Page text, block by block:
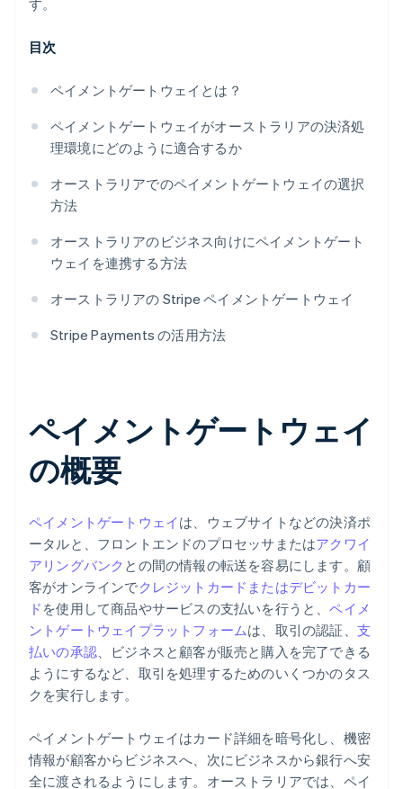
す。
目次
ペイメントゲートウェイとは？
ペイメントゲートウェイがオーストラリアの決済処
理環境にどのように適合するか
オーストラリアでのペイメントゲートウェイの選択
方法
オーストラリアのビジネス向けにペイメントゲート
ウェイを連携する方法
オーストラリアの Stripe ペイメントゲートウェイ
Stripe Payments の活用方法
ペイメントゲートウェイ
の概要
ペイメントゲートウェイは、ウェブサイトなどの決済ポ
ータルと、フロントエンドのプロセッサまたはアクワイ
アリングバンク との間の情報の転送を容易にします。顧
客がオンラインでクレジットカードまたはデビットカー
ド を使用して商品やサービスの支払いを行うと、ペイメ
ントゲートウェイプラットフォームは、取引の認証、 支
払いの承認、ビジネスと顧客が販売と購入を完了できる
ようにするなど、取引を処理するためのいくつかのタス
クを実行します。
ペイメントゲートウェイはカード詳細を暗号化し、機密
情報が顧客からビジネスへ、次にビジネスから銀行へ安
全に渡されるようにします。オーストラリアでは、ペイ